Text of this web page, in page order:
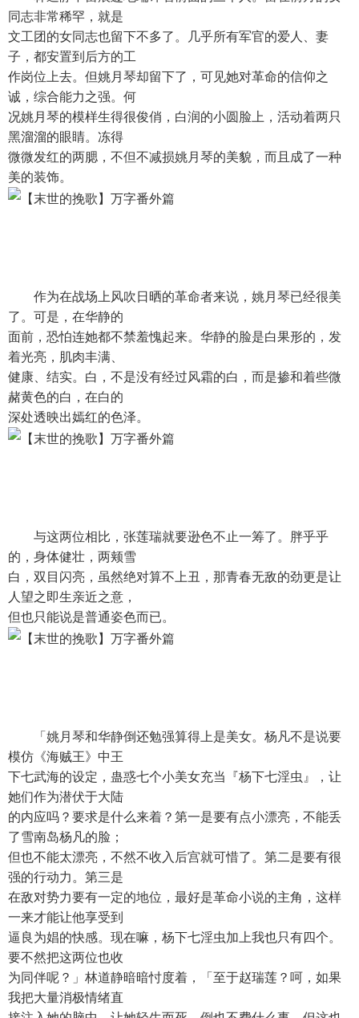
同志非常稀罕，就是
文工团的女同志也留下不多了。几乎所有军官的爱人、妻
子，都安置到后方的工
作岗位上去。但姚月琴却留下了，可见她对革命的信仰之
诚，综合能力之强。何
况姚月琴的模样生得很俊俏，白润的小圆脸上，活动着两只
黑溜溜的眼睛。冻得
微微发红的两腮，不但不减损姚月琴的美貌，而且成了一种
美的装饰。
作为在战场上风吹日晒的革命者来说，姚月琴已经很美
了。可是，在华静的
面前，恐怕连她都不禁羞愧起来。华静的脸是白果形的，发
着光亮，肌肉丰满、
健康、结实。白，不是没有经过风霜的白，而是掺和着些微
赭黄色的白，在白的
深处透映出嫣红的色泽。
与这两位相比，张莲瑞就要逊色不止一筹了。胖乎乎
的，身体健壮，两颊雪
白，双目闪亮，虽然绝对算不上丑，那青春无敌的劲更是让
人望之即生亲近之意，
但也只能说是普通姿色而已。
「姚月琴和华静倒还勉强算得上是美女。杨凡不是说要
模仿《海贼王》中王
下七武海的设定，蛊惑七个小美女充当『杨下七淫虫』，让
她们作为潜伏于大陆
的内应吗？要求是什么来着？第一是要有点小漂亮，不能丢
了雪南岛杨凡的脸；
但也不能太漂亮，不然不收入后宫就可惜了。第二是要有很
强的行动力。第三是
在敌对势力要有一定的地位，最好是革命小说的主角，这样
一来才能让他享受到
逼良为娼的快感。现在嘛，杨下七淫虫加上我也只有四个。
要不然把这两位也收
为同伴呢？」林道静暗暗忖度着，「至于赵瑞莲？呵，如果
我把大量消极情绪直